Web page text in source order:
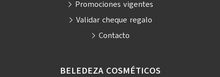
BELEDEZA COSMÉTICOS
Promociones vigentes
Validar cheque regalo
Contacto